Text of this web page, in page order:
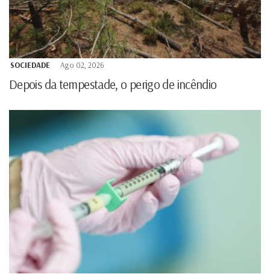
SOCIEDADE Ago 02, 2026
Depois da tempestade, o perigo de incêndio